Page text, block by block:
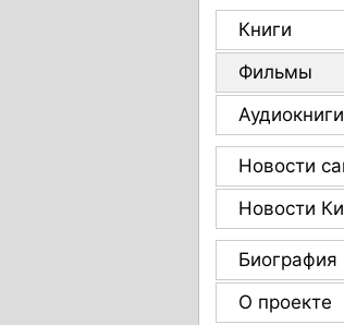
Книги
Фильмы
Аудиокниги
Новости
Новости
Биография
О проекте